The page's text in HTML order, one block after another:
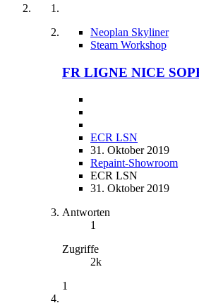
Neoplan Skyliner
Steam Workshop
FR LIGNE NICE
ECR LSN
31. Oktober 2019
Repaint-Showroom
ECR LSN
31. Oktober 2019
Antworten
1
Zugriffe
2k
1